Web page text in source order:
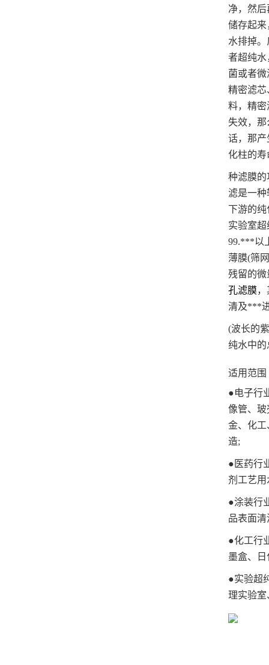
净，然
储存起
水排掉
者超纯水
菌或者
精密滤芯
料，精密
失效，那
话，那产
化柱的
种滤膜的
滤是一
下游的纯
实验室
99.***以
薄膜(筛
残留的微
孔滤膜
清及***
(波长的
纯水中的
适用范围
●电子行
像管、玻
金、化工
造;
●医药行
剂工艺用
●涂装行
品表面
●化工行
墨盒、
●实验超
理实验